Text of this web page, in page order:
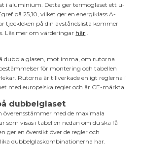
i aluminium. Detta ger termoglaset ett u-
på 25,10, vilket ger en energiklass A-
tjockleken på din avståndslista kommer
Läs mer om värderingar här .
dubbla glasen, mot imma, om rutorna
för montering och tabellen
Rutorna är tillverkade enligt reglerna i
med europeiska regler och är CE-märkta.
dubbelglaset
med de maximala
som visas i tabellen nedan om du ska få
ger en översikt över de regler och
dubbelglaskombinationerna har.